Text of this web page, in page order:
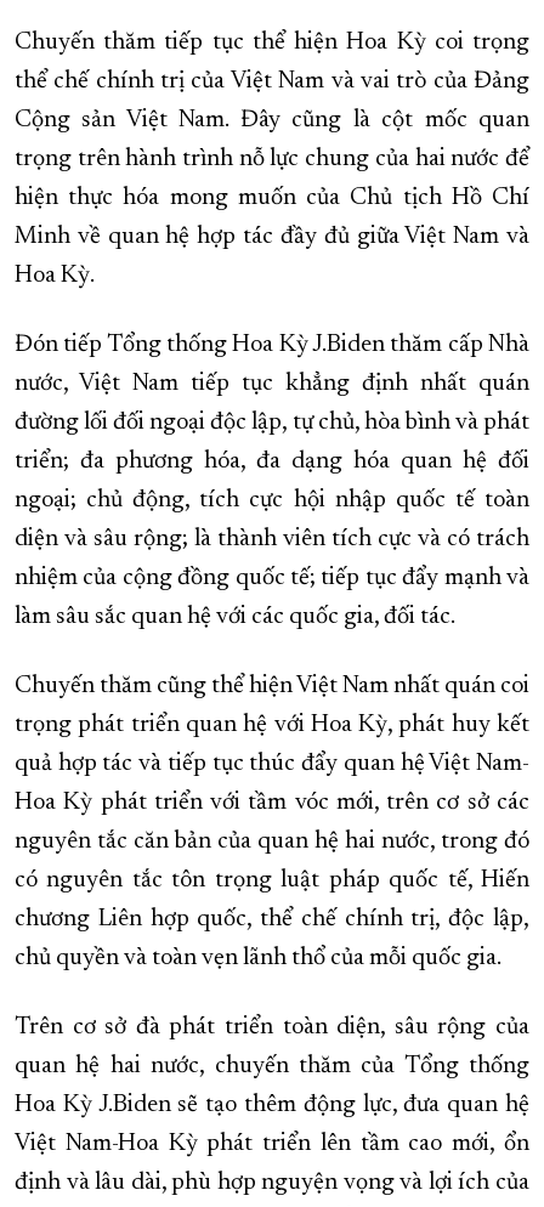
Chuyến thăm tiếp tục thể hiện Hoa Kỳ coi trọng
thể chế chính trị của Việt Nam và vai trò của Đảng
Cộng sản Việt Nam. Đây cũng là cột mốc quan
trọng trên hành trình nỗ lực chung của hai nước để
hiện thực hóa mong muốn của Chủ tịch Hồ Chí
Minh về quan hệ hợp tác đầy đủ giữa Việt Nam và
Hoa Kỳ.
Đón tiếp Tổng thống Hoa Kỳ J.Biden thăm cấp Nhà
nước, Việt Nam tiếp tục khẳng định nhất quán
đường lối đối ngoại độc lập, tự chủ, hòa bình và phát
triển; đa phương hóa, đa dạng hóa quan hệ đối
ngoại; chủ động, tích cực hội nhập quốc tế toàn
diện và sâu rộng; là thành viên tích cực và có trách
nhiệm của cộng đồng quốc tế; tiếp tục đẩy mạnh và
làm sâu sắc quan hệ với các quốc gia, đối tác.
Chuyến thăm cũng thể hiện Việt Nam nhất quán coi
trọng phát triển quan hệ với Hoa Kỳ, phát huy kết
quả hợp tác và tiếp tục thúc đẩy quan hệ Việt Nam-
Hoa Kỳ phát triển với tầm vóc mới, trên cơ sở các
nguyên tắc căn bản của quan hệ hai nước, trong đó
có nguyên tắc tôn trọng luật pháp quốc tế, Hiến
chương Liên hợp quốc, thể chế chính trị, độc lập,
chủ quyền và toàn vẹn lãnh thổ của mỗi quốc gia.
Trên cơ sở đà phát triển toàn diện, sâu rộng của
quan hệ hai nước, chuyến thăm của Tổng thống
Hoa Kỳ J.Biden sẽ tạo thêm động lực, đưa quan hệ
Việt Nam-Hoa Kỳ phát triển lên tầm cao mới, ổn
định và lâu dài, phù hợp nguyện vọng và lợi ích của